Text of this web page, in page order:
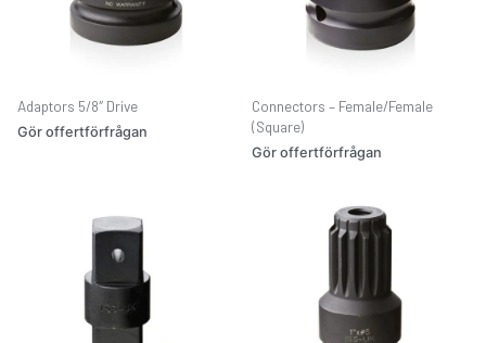
Adaptors 5/8″ Drive
Gör offertförfrågan
Connectors – Female/Female
(Square)
Gör offertförfrågan